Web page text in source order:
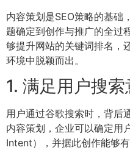
内容策划是SEO策略的基础
题确定到创作与推广的全过
够提升网站的关键词排名，
环境中脱颖而出。
1. 满足用户搜索
用户通过谷歌搜索时，背后
内容策划，企业可以确定用
Intent），并据此创作能够